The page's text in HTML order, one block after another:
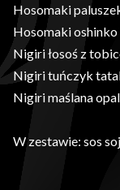
Hosomaki
Hosomaki
Nigiri łosoś z
Nigiri tuńczyk
Nigiri maślana
W zestawie: sos